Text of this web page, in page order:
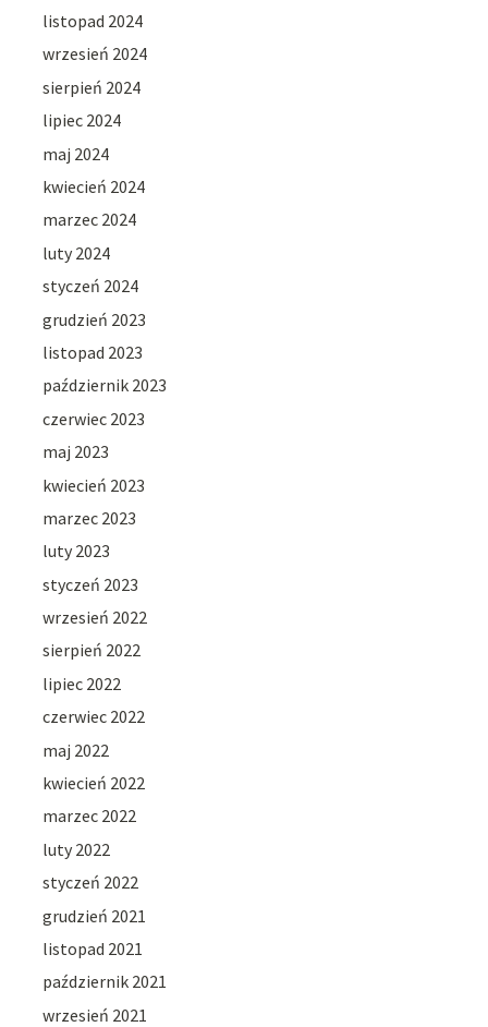
listopad 2024
wrzesień 2024
sierpień 2024
lipiec 2024
maj 2024
kwiecień 2024
marzec 2024
luty 2024
styczeń 2024
grudzień 2023
listopad 2023
październik 2023
czerwiec 2023
maj 2023
kwiecień 2023
marzec 2023
luty 2023
styczeń 2023
wrzesień 2022
sierpień 2022
lipiec 2022
czerwiec 2022
maj 2022
kwiecień 2022
marzec 2022
luty 2022
styczeń 2022
grudzień 2021
listopad 2021
październik 2021
wrzesień 2021